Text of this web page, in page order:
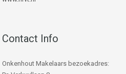
Contact Info
Onkenhout Makelaars bezoekadres: